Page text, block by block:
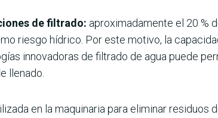
de filtrado: aproximadamente el 20 %
riesgo hídrico. Por este motivo, la
innovadoras de filtrado de agua puede
llenado.
en la maquinaria para eliminar residuos